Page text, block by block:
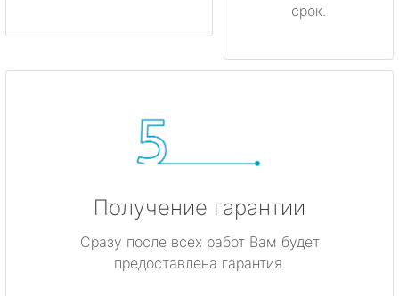
срок.
Получение гарантии
Сразу после всех работ Вам будет
предоставлена гарантия.